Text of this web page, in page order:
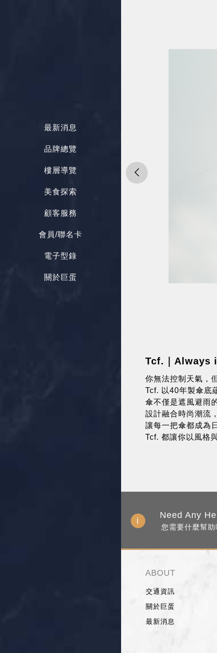
最新消息
品牌總覽
樓層導覽
美食探索
顧客服務
會員/聯名卡
電子型錄
關於巨蛋
Tcf.｜Always
你無法控制天氣，
Tcf. 以40年製傘底
傘不僅是遮風避雨
設計融合時尚潮流
讓每一把傘都成為
Tcf. 都讓你以風格
Need Any
您需要什麼幫
ABOUT
交通資訊
關於巨蛋
最新消息